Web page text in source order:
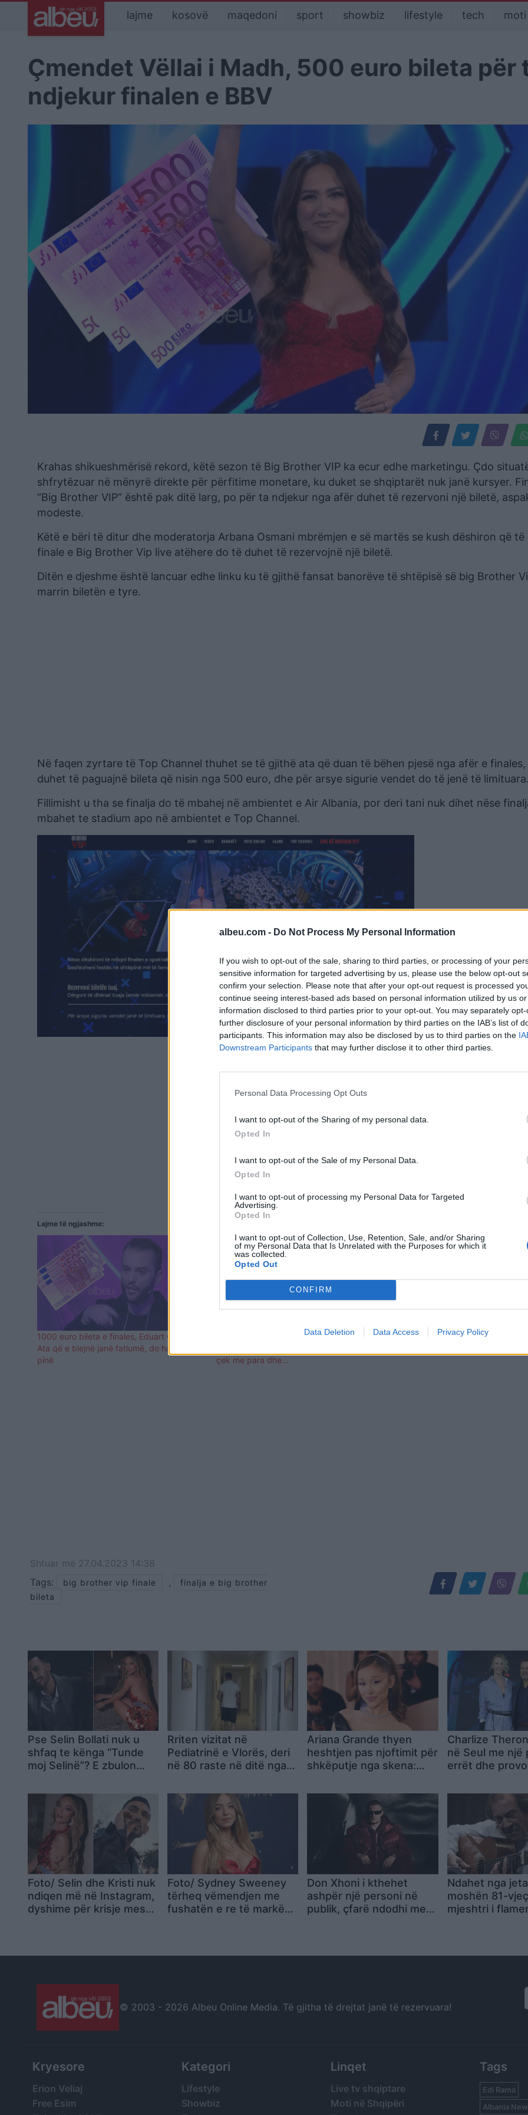
albeu.com - Do Not Process My Personal Information
If you wish to opt-out of the sale, sharing to third parties, or processing of your
sensitive information for targeted advertising by us, please use the below opt-out
confirm your selection. Please note that after your opt-out request is processed
continue seeing interest-based ads based on personal information utilized by us
information disclosed to third parties prior to your opt-out. You may separately
further disclosure of your personal information by third parties on the IAB’s list of
participants. This information may also be disclosed by us to third parties on the
Downstream Participants that may further disclose it to other third parties.
Personal Data Processing Opt Outs
I want to opt-out of the Sharing of my personal data.
Opted In
I want to opt-out of the Sale of my Personal Data.
Opted In
I want to opt-out of processing my Personal Data for Targeted
Advertising.
Opted In
I want to opt-out of Collection, Use, Retention, Sale, and/or Sharing
of my Personal Data that Is Unrelated with the Purposes for which it
was collected.
Opted Out
CONFIRM
Data Deletion Data Access Privacy Policy
lajme kosovë maqedoni sport showbiz lifestyle tech moti
Çmendet Vëllai i Madh, 500 euro bileta për
ndjekur finalen e BBV
Krahas shikueshmërisë rekord, këtë sezon të Big Brother VIP ka ecur edhe marketingu. Çdo
shfrytëzuar në mënyrë direkte për përfitime monetare, ku duket se shqiptarët nuk janë kursyer.
“Big Brother VIP” është pak ditë larg, po për ta ndjekur nga afër duhet të rezervoni një biletë,
modeste.
Këtë e bëri të ditur dhe moderatorja Arbana Osmani mbrëmjen e së martës se kush dëshiron që të
finale e Big Brother Vip live atëhere do të duhet të rezervojnë një biletë.
Ditën e djeshme është lancuar edhe linku ku të gjithë fansat banorëve të shtëpisë së big Brother
marrin biletën e tyre.
Në faqen zyrtare të Top Channel thuhet se të gjithë ata që duan të bëhen pjesë nga afër e
duhet të paguajnë bileta që nisin nga 500 euro, dhe për arsye sigurie vendet do të jenë të limituara.
Fillimisht u tha se finalja do të mbahej në ambientet e Air Albania, por deri tani nuk dihet nëse
mbahet te stadium apo në ambientet e Top Channel.
Lajme të ngjashme:
1000 euro bileta e finales, Eduart Grishaj:
Ata që e blejnë janë fatlumë, do hanë e do
pinë
VIDEO/ Avantazhet që ndodhen brenda
çek me para dhe…
VOTO/ Sot finalja e madhe, kush
Shtuar më 27.04.2023 14:38
Tags:
big brother vip finale ,
finalja e big brother
bileta
Pse Selin Bollati nuk u
shfaq te kënga “Tunde
moj Selinë”? E zbulon
mia në Europë dhe
angazhimet e saj
Rriten vizitat në
Pediatrinë e Vlorës, deri
në 80 raste në ditë nga
Ariana Grande thyen
heshtjen pas njoftimit për
shkëputje nga skena:
paramenduar, jo i
momentit
Charlize
në Seul me një
errët dhe
“The Odyssey
Foto/ Selin dhe Kristi nuk
ndiqen më në Instagram,
dyshime për krisje mes
Foto/ Sydney Sweeney
tërheq vëmendjen me
fushatën e re të markës
Don Xhoni i kthehet
ashpër një personi në
publik, çfarë ndodhi me
Ndahet nga
moshën 81-
mjeshtri i
© 2003 - 2026 Albeu Online Media. Të gjitha të drejtat janë të rezervuara!
Kryesore
Erion Veliaj
Free Esim
Kategori
Lifestyle
Showbiz
Linqet
Live tv shqiptare
Moti në Shqipëri
Tags
Edi Rama
Albania